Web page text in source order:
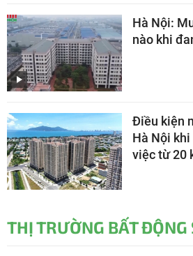
Hà Nội:
nào khi
Điều kiện
Hà Nội
việc từ 20
THỊ TRƯỜNG BẤT ĐỘNG